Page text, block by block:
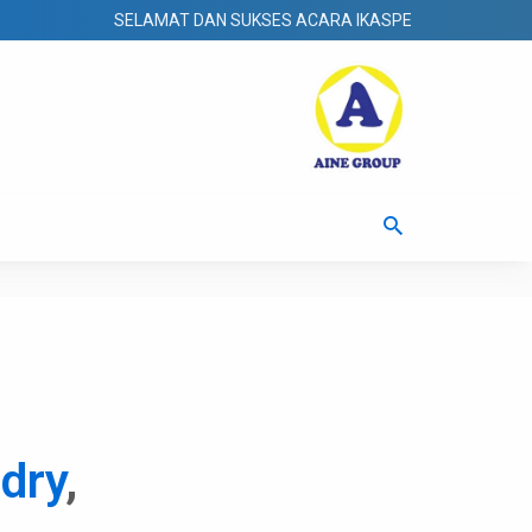
SELAMAT DAN SUKSES ACARA IKASPEN 20 SEPTEMBER
,